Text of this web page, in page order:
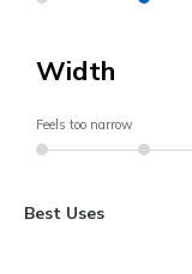
Width
Feels too narrow
Best Uses